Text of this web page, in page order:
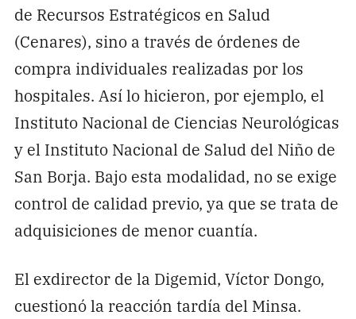
de Recursos Estratégicos en Salud
(Cenares), sino a través de órdenes de
compra individuales realizadas por los
hospitales. Así lo hicieron, por ejemplo, el
Instituto Nacional de Ciencias Neurológicas
y el Instituto Nacional de Salud del Niño de
San Borja. Bajo esta modalidad, no se exige
control de calidad previo, ya que se trata de
adquisiciones de menor cuantía.
El exdirector de la Digemid, Víctor Dongo,
cuestionó la reacción tardía del Minsa.